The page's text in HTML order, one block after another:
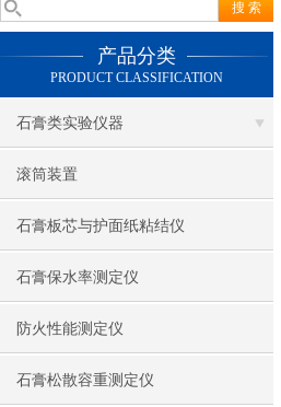
产品分类
PRODUCT CLASSIFICATION
石膏类实验仪器
滚筒装置
石膏板芯与护面纸粘结仪
石膏保水率测定仪
防火性能测定仪
石膏松散容重测定仪